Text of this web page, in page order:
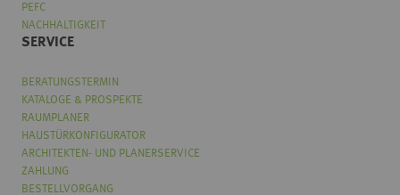
PEFC
NACHHALTIGKEIT
SERVICE
BERATUNGSTERMIN
KATALOGE & PROSPEKTE
RAUMPLANER
HAUSTÜRKONFIGURATOR
ARCHITEKTEN- UND PLANERSERVICE
ZAHLUNG
BESTELLVORGANG